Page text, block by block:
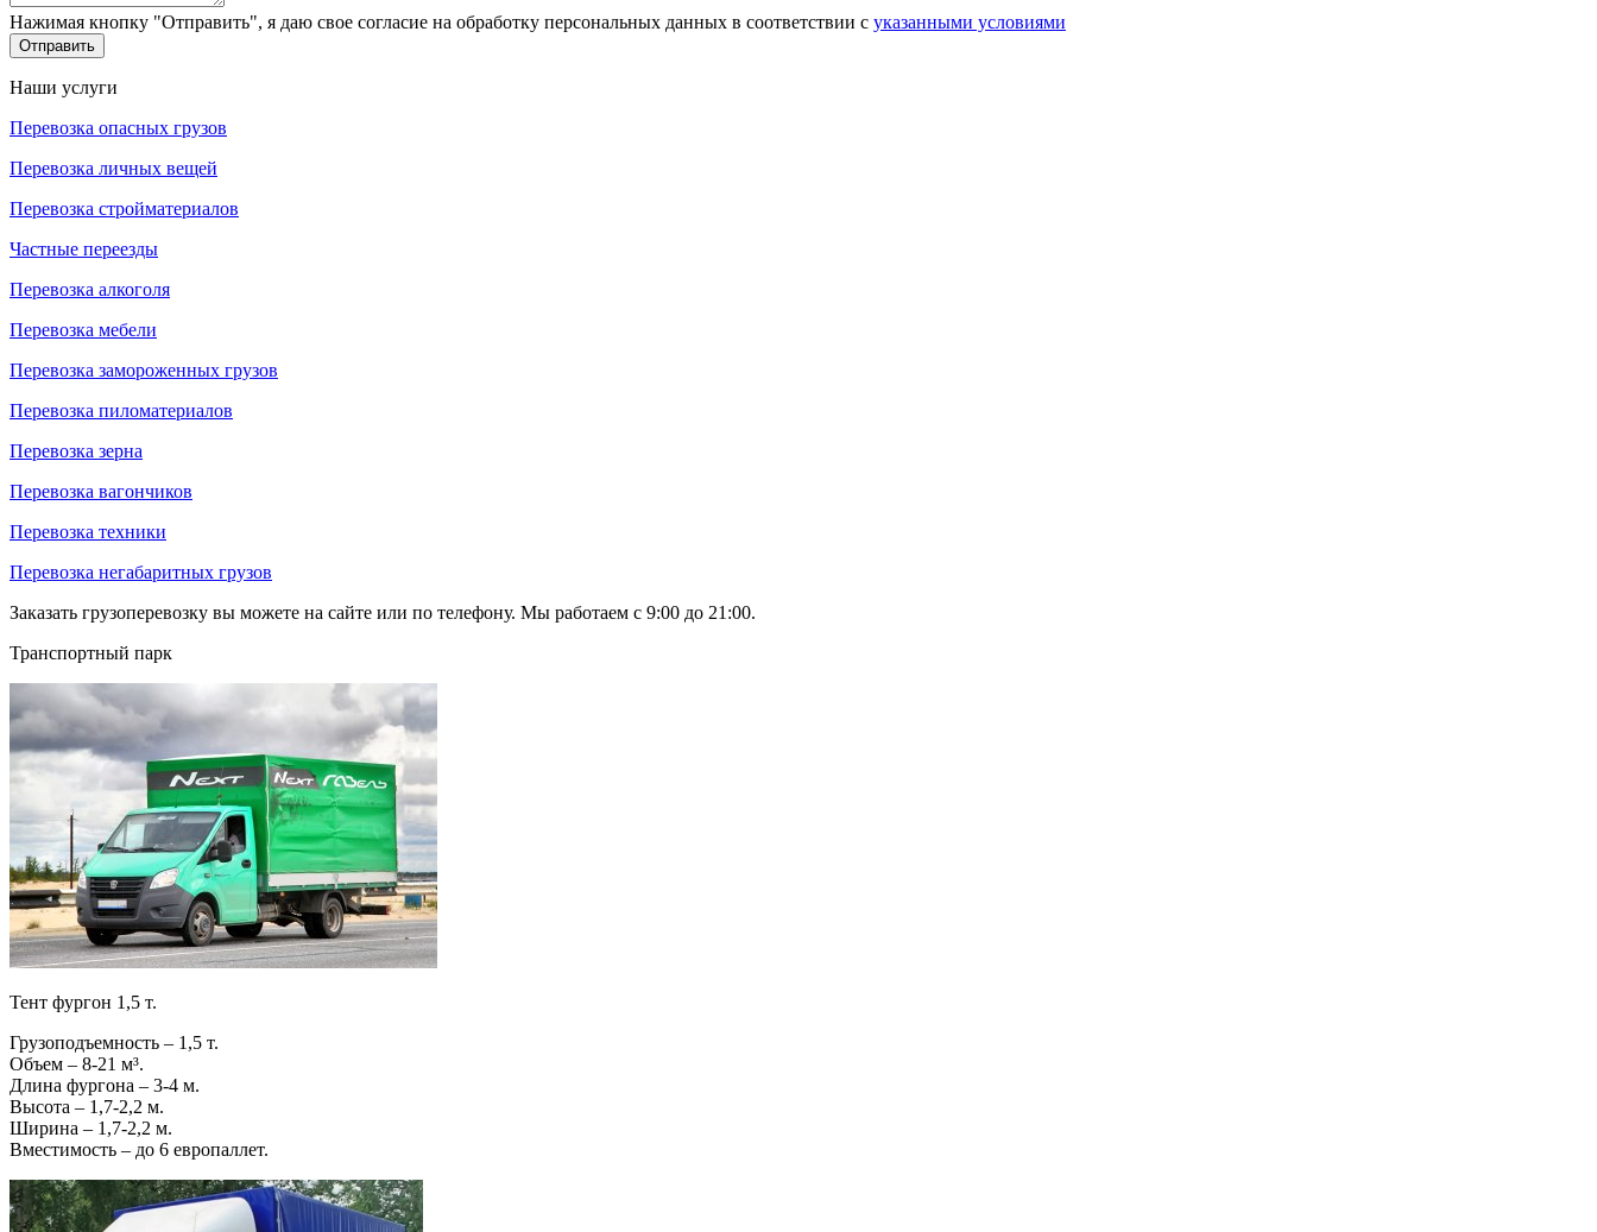
Нажимая кнопку "Отправить", я даю свое согласие на обработку персональных данных в соответствии с указанными условиями
Отправить
Наши услуги
Перевозка опасных грузов
Перевозка личных вещей
Перевозка стройматериалов
Частные переезды
Перевозка алкоголя
Перевозка мебели
Перевозка замороженных грузов
Перевозка пиломатериалов
Перевозка зерна
Перевозка вагончиков
Перевозка техники
Перевозка негабаритных грузов
Заказать грузоперевозку вы можете на сайте или по телефону. Мы работаем с 9:00 до 21:00.
Транспортный парк
Тент фургон 1,5 т.
Грузоподъемность – 1,5 т.
Объем – 8-21 м³.
Длина фургона – 3-4 м.
Высота – 1,7-2,2 м.
Ширина – 1,7-2,2 м.
Вместимость – до 6 европаллет.